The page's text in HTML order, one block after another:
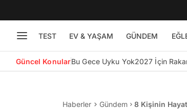
TEST EV & YAŞAM GÜNDEM
Güncel KonularBu Gece Uyku Yok2027 İçin
Haberler Gündem
8 Kişinin